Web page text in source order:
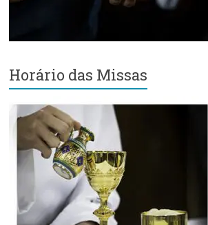
Horário das Missas